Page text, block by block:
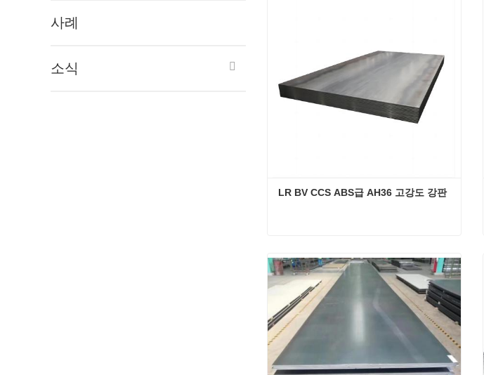
사례
소식
LR BV CCS ABS급 AH36 고강도 강판
지금 연락하십시오